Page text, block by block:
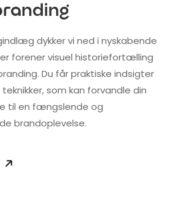
dykker vi ned i nyskabende
forener visuel historiefortælling
Du får praktiske indsigter
som kan forvandle din
til en fængslende og
brandoplevelse.